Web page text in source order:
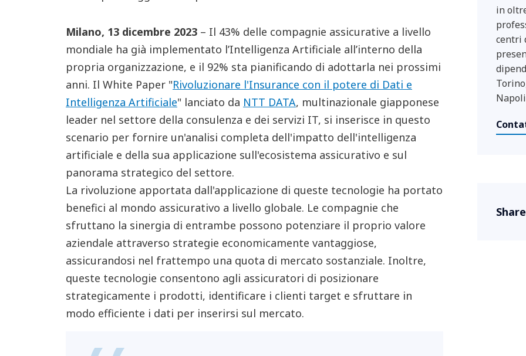
Milano, 13 dicembre 2023– Il 43% delle compagnie assicurative a livello
mondiale ha già implementato l’Intelligenza Artificiale all’interno della
propria organizzazione, e il 92% sta pianificando di adottarla nei prossimi
anni. Il White Paper "Rivoluzionare l'Insurance con il potere di Dati e
Intelligenza Artificiale" lanciato da NTT DATA, multinazionale giapponese
leader nel settore della consulenza e dei servizi IT, si inserisce in questo
scenario per fornire un'analisi completa dell'impatto dell'intelligenza
artificiale e della sua applicazione sull'ecosistema assicurativo e sul
panorama strategico del settore.
La rivoluzione apportata dall'applicazione di queste tecnologie ha portato
benefici al mondo assicurativo a livello globale. Le compagnie che
sfruttano la sinergia di entrambe possono potenziare il proprio valore
aziendale attraverso strategie economicamente vantaggiose,
assicurandosi nel frattempo una quota di mercato sostanziale. Inoltre,
queste tecnologie consentono agli assicuratori di posizionare
strategicamente i prodotti, identificare i clienti target e sfruttare in
modo efficiente i dati per inserirsi sul mercato.
in
centri